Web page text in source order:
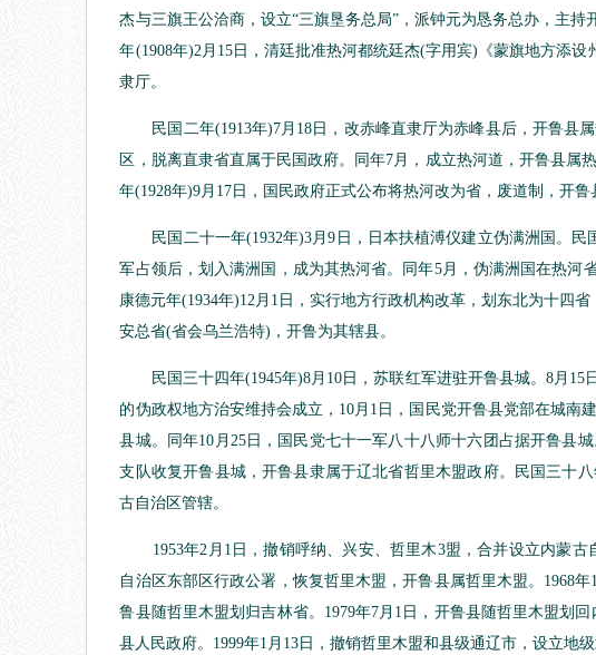
杰与三旗王公洽商，设立“三旗垦务总局”，派钟元为恳务总办，主
年(1908年)2月15日，清廷批准热河都统廷杰(字用宾)《蒙旗地方添
隶厅。
民国二年(1913年)7月18日，改赤峰直隶厅为赤峰县后，开鲁县
区，脱离直隶省直属于民国政府。同年7月，成立热河道，开鲁县属
年(1928年)9月17日，国民政府正式公布将热河改为省，废道制，开鲁
民国二十一年(1932年)3月9日，日本扶植溥仪建立伪满洲国。民
军占领后，划入满洲国，成为其热河省。同年5月，伪满洲国在热
康德元年(1934年)12月1日，实行地方行政机构改革，划东北为十四
安总省(省会乌兰浩特)，开鲁为其辖县。
民国三十四年(1945年)8月10日，苏联红军进驻开鲁县城。8月15
的伪政权地方治安维持会成立，10月1日，国民党开鲁县党部在城南
县城。同年10月25日，国民党七十一军八十八师十六团占据开鲁县
支队收复开鲁县城，开鲁县隶属于辽北省哲里木盟政府。民国三十
古自治区管辖。
1953年2月1日，撤销呼纳、兴安、哲里木3盟，合并设立内蒙古
自治区东部区行政公署，恢复哲里木盟，开鲁县属哲里木盟。1968
鲁县随哲里木盟划归吉林省。1979年7月1日，开鲁县随哲里木盟划
县人民政府。1999年1月13日，撤销哲里木盟和县级通辽市，设立地